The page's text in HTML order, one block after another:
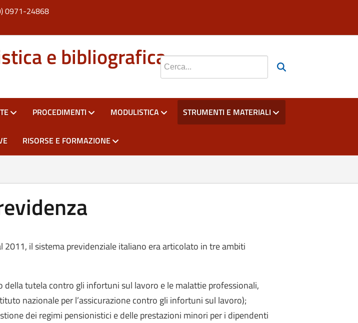
0971-24868
e bibliografica
PROCEDIMENTI MODULISTICA STRUMENTI E MATERIALI
RISORSE E FORMAZIONE
2011, il sistema previdenziale italiano era articolato in tre ambiti
della tutela contro gli infortuni sul lavoro e le malattie professionali,
nazionale per l’assicurazione contro gli infortuni sul lavoro);
dei regimi pensionistici e delle prestazioni minori per i dipendenti